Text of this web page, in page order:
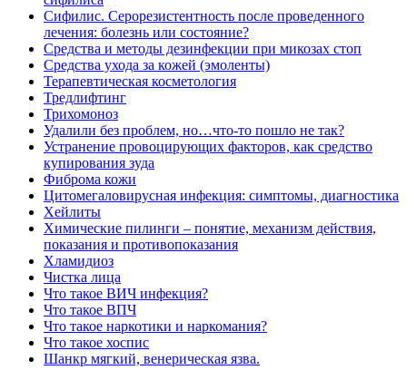
Сифилис. Серорезистентность после проведенного
лечения: болезнь или состояние?
Средства и методы дезинфекции при микозах стоп
Средства ухода за кожей (эмоленты)
Терапевтическая косметология
Тредлифтинг
Трихомоноз
Удалили без проблем, но…что-то пошло не так?
Устранение провоцирующих факторов, как средство
купирования зуда
Фиброма кожи
Цитомегаловирусная инфекция: симптомы, диагностика
Хейлиты
Химические пилинги – понятие, механизм действия,
показания и противопоказания
Хламидиоз
Чистка лица
Что такое ВИЧ инфекция?
Что такое ВПЧ
Что такое наркотики и наркомания?
Что такое хоспис
Шанкр мягкий, венерическая язва.